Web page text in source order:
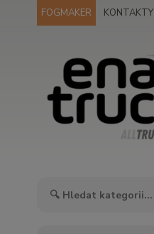
FOGMAKER KONTAKTY